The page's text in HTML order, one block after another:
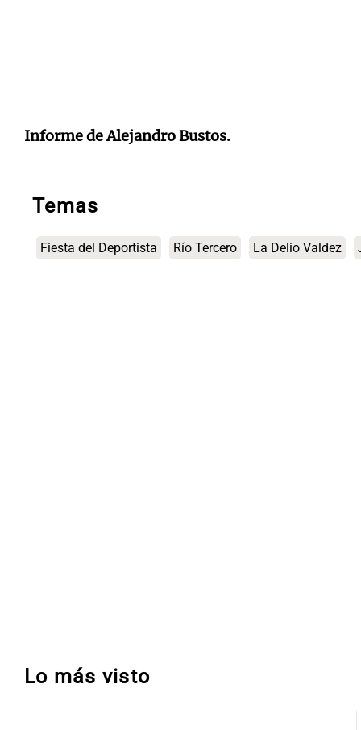
Informe de Alejandro Bustos.
Temas
Fiesta del Deportista Río Tercero La Delio Valdez
Lo más visto